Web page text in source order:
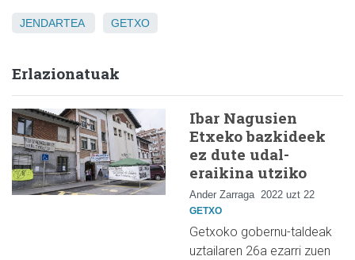
JENDARTEA GETXO
Erlazionatuak
Ibar Nagusien
Etxeko bazkideek
ez dute udal-
eraikina utziko
Ander Zarraga 2022 uzt 22
GETXO
Getxoko gobernu-taldeak
uztailaren 26a ezarri zuen